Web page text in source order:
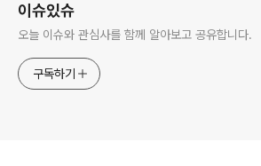
이슈있슈
오늘 이슈와 관심사를 함께 알아보고 공유합니다.
구독하기